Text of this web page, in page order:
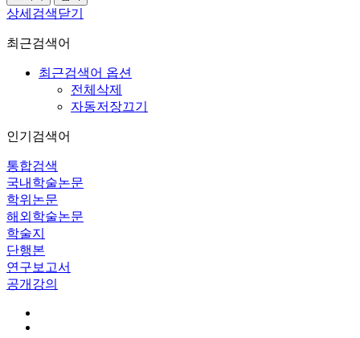
상세검색닫기
최근검색어
최근검색어 옵션
전체삭제
자동저장끄기
인기검색어
통합검색
국내학술논문
학위논문
해외학술논문
학술지
단행본
연구보고서
공개강의